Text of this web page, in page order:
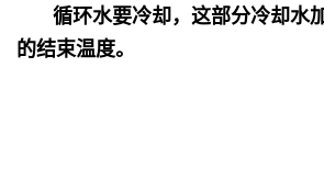
循环水要冷却，这部分冷却水
的结束温度。